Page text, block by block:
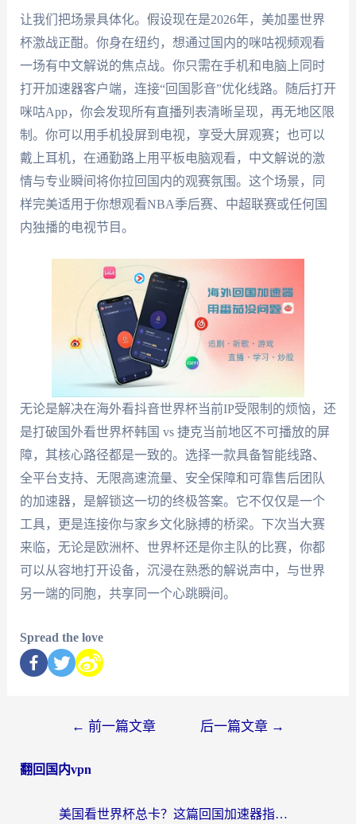
让我们把场景具体化。假设现在是2026年，美加墨世界
杯激战正酣。你身在纽约，想通过国内的咪咕视频观看
一场有中文解说的焦点战。你只需在手机和电脑上同时
打开加速器客户端，连接“回国影音”优化线路。随后打开
咪咕App，你会发现所有直播列表清晰呈现，再无地区限
制。你可以用手机投屏到电视，享受大屏观赛；也可以
戴上耳机，在通勤路上用平板电脑观看，中文解说的激
情与专业瞬间将你拉回国内的观赛氛围。这个场景，同
样完美适用于你想观看NBA季后赛、中超联赛或任何国
内独播的电视节目。
无论是解决在海外看抖音世界杯当前IP受限制的烦恼，还
是打破国外看世界杯韩国 vs 捷克当前地区不可播放的屏
障，其核心路径都是一致的。选择一款具备智能线路、
全平台支持、无限高速流量、安全保障和可靠售后团队
的加速器，是解锁这一切的终极答案。它不仅仅是一个
工具，更是连接你与家乡文化脉搏的桥梁。下次当大赛
来临，无论是欧洲杯、世界杯还是你主队的比赛，你都
可以从容地打开设备，沉浸在熟悉的解说声中，与世界
另一端的同胞，共享同一个心跳瞬间。
Spread the love
← 前一篇文章 后一篇文章 →
翻回国内vpn
美国看世界杯总卡？这篇回国加速器指南帮你无缝刷国内资源（附苹果手机VPN设置步骤）